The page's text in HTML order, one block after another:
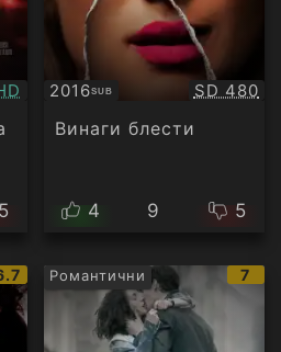
5
2016SUB
Субтитри SD 480
Винаги блести
4 9 5
рейтинг:
Романтични 7